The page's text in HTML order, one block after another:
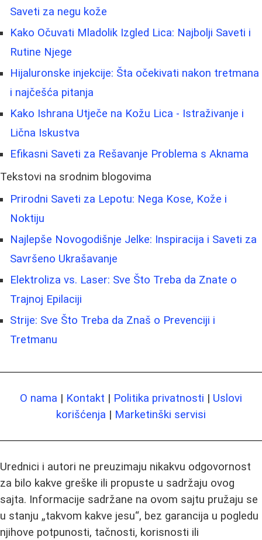
Saveti za negu kože
Kako Očuvati Mladolik Izgled Lica: Najbolji Saveti i
Rutine Njege
Hijaluronske injekcije: Šta očekivati nakon tretmana
i najčešća pitanja
Kako Ishrana Utječe na Kožu Lica - Istraživanje i
Lična Iskustva
Efikasni Saveti za Rešavanje Problema s Aknama
Tekstovi na srodnim blogovima
Prirodni Saveti za Lepotu: Nega Kose, Kože i
Noktiju
Najlepše Novogodišnje Jelke: Inspiracija i Saveti za
Savršeno Ukrašavanje
Elektroliza vs. Laser: Sve Što Treba da Znate o
Trajnoj Epilaciji
Strije: Sve Što Treba da Znaš o Prevenciji i
Tretmanu
O nama | Kontakt | Politika privatnosti | Uslovi
korišćenja | Marketinški servisi
Urednici i autori ne preuzimaju nikakvu odgovornost
za bilo kakve greške ili propuste u sadržaju ovog
sajta. Informacije sadržane na ovom sajtu pružaju se
u stanju „takvom kakve jesu“, bez garancija u pogledu
njihove potpunosti, tačnosti, korisnosti ili